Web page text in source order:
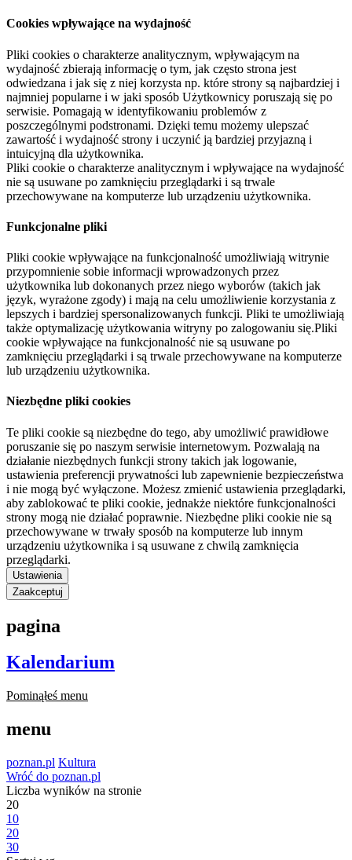
Cookies wpływające na wydajność
Pliki cookies o charakterze analitycznym, wpływającym na
wydajność zbierają informację o tym, jak często strona jest
odwiedzana i jak się z niej korzysta np. które strony są najbardziej i
najmniej popularne i w jaki sposób Użytkownicy poruszają się po
serwisie. Pomagają w identyfikowaniu problemów z
poszczególnymi podstronami. Dzięki temu możemy ulepszać
zawartość i wydajność strony i uczynić ją bardziej przyjazną i
intuicyjną dla użytkownika.
Pliki cookie o charakterze analitycznym i wpływające na wydajność
nie są usuwane po zamknięciu przeglądarki i są trwale
przechowywane na komputerze lub urządzeniu użytkownika.
Funkcjonalne pliki
Pliki cookie wpływające na funkcjonalność umożliwiają witrynie
przypomnienie sobie informacji wprowadzonych przez
użytkownika lub dokonanych przez niego wyborów (takich jak
język, wyrażone zgody) i mają na celu umożliwienie korzystania z
lepszych i bardziej spersonalizowanych funkcji. Pliki te umożliwiają
także optymalizację użytkowania witryny po zalogowaniu się.Pliki
cookie wpływające na funkcjonalność nie są usuwane po
zamknięciu przeglądarki i są trwale przechowywane na komputerze
lub urządzeniu użytkownika.
Niezbędne pliki cookies
Te pliki cookie są niezbędne do tego, aby umożliwić prawidłowe
poruszanie się po naszym serwisie internetowym. Pozwalają na
działanie niezbędnych funkcji strony takich jak logowanie,
ustawienia preferencji prywatności lub zapewnienie bezpieczeństwa
i nie mogą być wyłączone. Możesz zmienić ustawienia przeglądarki,
aby zablokować te pliki cookie, jednakże niektóre funkcjonalności
strony mogą nie działać poprawnie. Niezbędne pliki cookie nie są
przechowywane w trwały sposób na komputerze lub innym
urządzeniu użytkownika i są usuwane z chwilą zamknięcia
przeglądarki.
Ustawienia
Zaakceptuj
pagina
Kalendarium
Pominąłeś menu
menu
poznan.pl Kultura
Wróć do poznan.pl
Liczba wyników na stronie
20
10
20
30